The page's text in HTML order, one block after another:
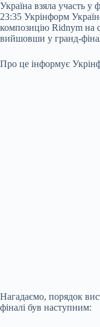
Україна взяла участь у
23:35 Укрінформ
композицію Ridnym на
вийшовши у гранд-
Про це інформує
Нагадаємо, порядок
фіналі був наступним: